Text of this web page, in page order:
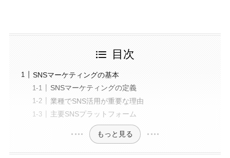
目次
SNSマーケティングの基本
SNSマーケティングの定義
業種でSNS活用が重要な理由
主要SNSプラットフォーム
もっと見る